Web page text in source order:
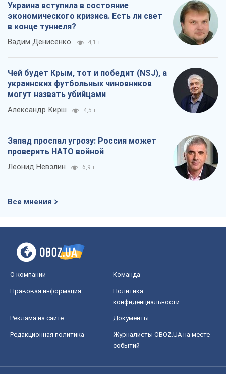
Украина вступила в состояние
экономического кризиса. Есть ли свет
в конце туннеля?
Вадим Денисенко 4,1 т.
Чей будет Крым, тот и победит (NSJ), а
украинских футбольных чиновников
могут назвать убийцами
Александр Кирш 4,5 т.
Запад проспал угрозу: Россия может
проверить НАТО войной
Леонид Невзлин 6,9 т.
Все мнения
О компании Команда
Правовая информация
Политика
конфиденциальности
Реклама на сайте Документы
Редакционная политика
Журналисты OBOZ.UA на месте
событий